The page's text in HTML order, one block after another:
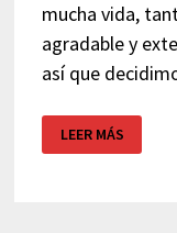
mucha vida,
agradable y
así que
BERNAT
II
LEER MÁS